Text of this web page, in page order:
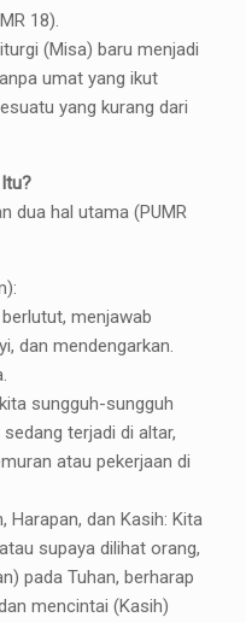
18).
(Misa) baru menjadi
umat yang ikut
yang kurang dari
dua hal utama (PUMR
menjawab
dan mendengarkan.
sungguh-sungguh
terjadi di altar,
atau pekerjaan di
Harapan, dan Kasih: Kita
supaya dilihat orang,
pada Tuhan, berharap
mencintai (Kasih)